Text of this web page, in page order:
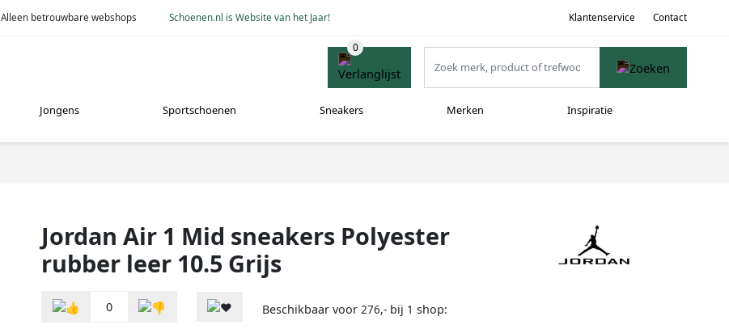
Alleen betrouwbare webshops Schoenen.nl is Website van het Jaar! Klantenservice Contact
Jongens Sportschoenen Sneakers Merken Inspiratie
Jordan Air 1 Mid sneakers Polyester
rubber leer 10.5 Grijs
0 Beschikbaar voor 276,- bij 1 shop: